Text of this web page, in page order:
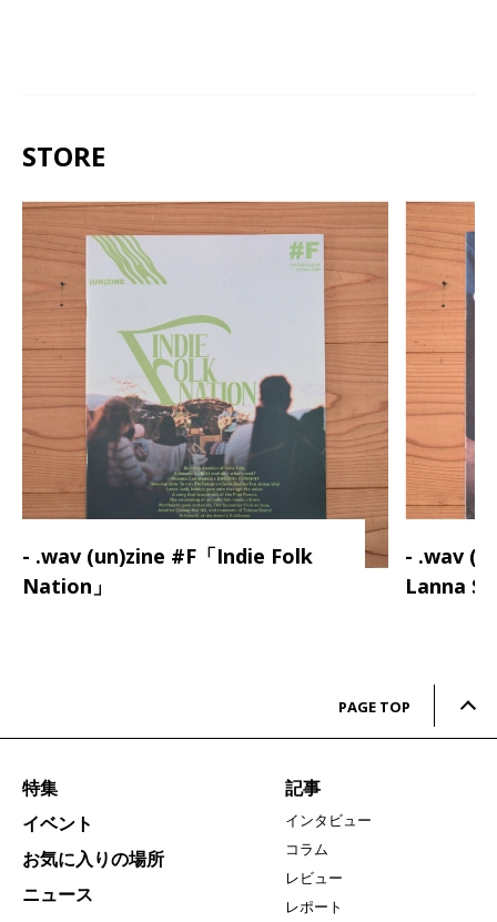
STORE
- .wav (un)zine #F「Indie Folk
Nation」
- .wav
Lanna
PAGE TOP
特集
イベント
お気に入りの場所
ニュース
記事
インタビュー
コラム
レビュー
レポート